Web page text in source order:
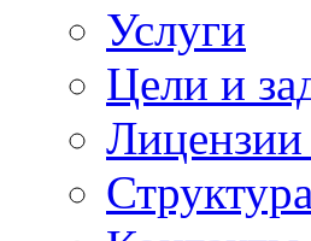
Услуги
Цели и